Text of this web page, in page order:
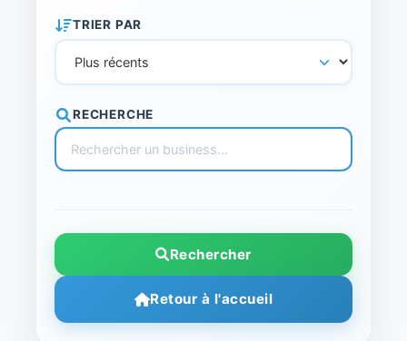
TRIER PAR
RECHERCHE
Rechercher
Retour à l'accueil